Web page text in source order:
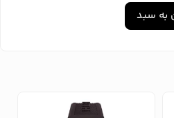
به سبد